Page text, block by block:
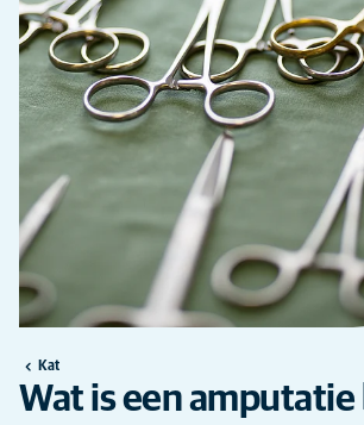
Kat
Wat is een amputatie